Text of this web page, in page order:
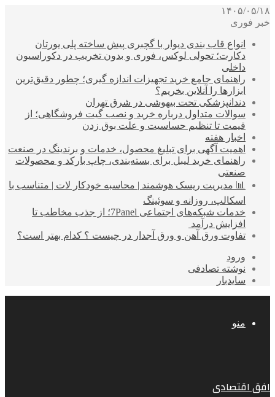
۱۴۰۵/۰۵/۱۸
خبر فوری
انواع قاب بندی دیوار با گچبری پیش ساخته پلی یورتان
دکارت؛ تحولی لوکس، فوری و بدون تخریب در دکوراسیون
داخلی
راهنمای جامع خرید تجهیزات اندازه گیری؛ چطور دقیق‌ترین
ابزارها را آنلاین بخریم؟
دندانپزشکی تحت بیهوشی در شرق تهران
سوالات متداول درباره خرید و نصب گیت فروشگاهی؛ از
قیمت تا تنظیم حساسیت و علت بوق زدن
اخبار هفته
اهمیت آگهی برای تبلیغ محصول، خدمات و برندینگ در صنعت
راهنمای خرید لیبل برای بسته‌بندی، چاپ بارکد و محصولات
صنعتی
📊 مدیریت ریسک هوشمند | محاسبه خودکار لات | متناسب با
اسکالپ، روزانه و سوئینگ
خدمات شبکه‌های اجتماعی 7Panel؛ از جذب مخاطب تا
افزایش درآمد
تفاوت ورق آهن و ورق آجدار در چیست ؟ کدام بهتر است؟
ورود
نوشته تصادفی
سایدبار
منو
افق اقتصادی